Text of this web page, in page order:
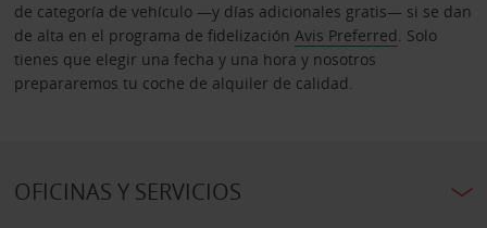
de categoría de vehículo —y días adicionales gratis— si se dan
de alta en el programa de fidelización Avis Preferred. Solo
tienes que elegir una fecha y una hora y nosotros
prepararemos tu coche de alquiler de calidad.
OFICINAS Y SERVICIOS